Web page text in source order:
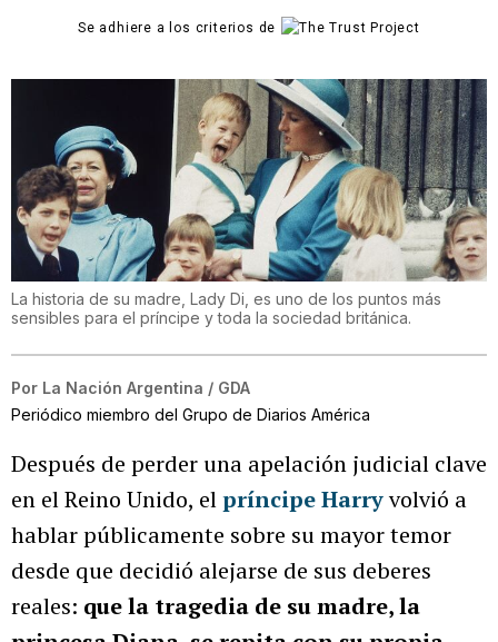
Se adhiere a los criterios de
La historia de su madre, Lady Di, es uno de los puntos más
sensibles para el príncipe y toda la sociedad británica.
Por La Nación Argentina / GDA
Periódico miembro del Grupo de Diarios América
Después de perder una apelación judicial clave
en el Reino Unido, elpríncipe Harryvolvió a
hablar públicamente sobre su mayor temor
desde que decidió alejarse de sus deberes
reales: que la tragedia de su madre, la